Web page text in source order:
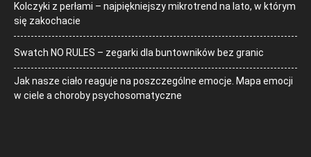
Kolczyki z perłami – najpiękniejszy mikrotrend na lato, w którym
się zakochacie
Swatch NO RULES – zegarki dla buntowników bez granic
Jak nasze ciało reaguje na poszczególne emocje. Mapa emocji
w ciele a choroby psychosomatyczne